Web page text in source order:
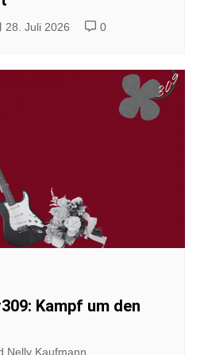
28. Juli 2026 0
Kampf um den
Nelly Kaufmann